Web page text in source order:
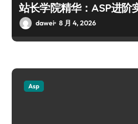
站长学院精华：ASP进阶
dawei 8 月 4, 2026
Asp